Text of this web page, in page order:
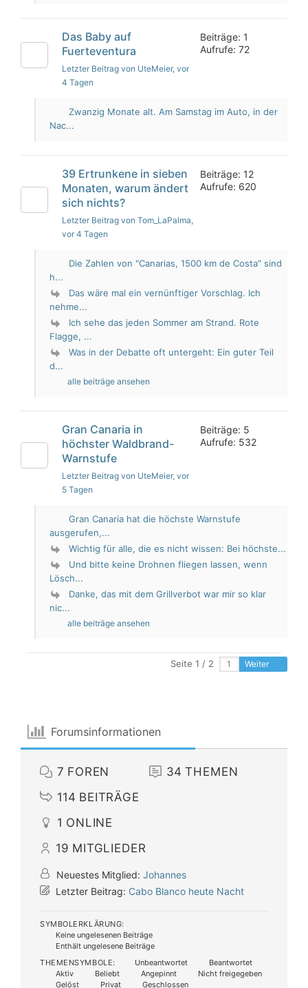
Das Baby auf
Fuerteventura
Letzter Beitrag von UteMeier, vor
4 Tagen
Beiträge: 1
Aufrufe: 72
Zwanzig Monate alt. Am Samstag im Auto, in der
Nac...
39 Ertrunkene in sieben
Monaten, warum ändert
sich nichts?
Letzter Beitrag von Tom_LaPalma,
vor 4 Tagen
Beiträge: 12
Aufrufe: 620
Die Zahlen von "Canarias, 1500 km de Costa" sind
h...
Das wäre mal ein vernünftiger Vorschlag. Ich
nehme...
Ich sehe das jeden Sommer am Strand. Rote
Flagge, ...
Was in der Debatte oft untergeht: Ein guter Teil
d...
alle beiträge ansehen
Gran Canaria in
höchster Waldbrand-
Warnstufe
Letzter Beitrag von UteMeier, vor
5 Tagen
Beiträge: 5
Aufrufe: 532
Gran Canaria hat die höchste Warnstufe
ausgerufen,...
Wichtig für alle, die es nicht wissen: Bei höchste...
Und bitte keine Drohnen fliegen lassen, wenn
Lösch...
Danke, das mit dem Grillverbot war mir so klar
nic...
alle beiträge ansehen
Seite 1 / 2 Weiter
Forumsinformationen
7 FOREN 34 THEMEN
114 BEITRÄGE
1 ONLINE
19 MITGLIEDER
Neuestes Mitglied: Johannes
Letzter Beitrag: Cabo Blanco heute Nacht
SYMBOLERKLÄRUNG:
Keine ungelesenen Beiträge
Enthält ungelesene Beiträge
THEMENSYMBOLE:
Unbeantwortet
Beantwortet
Aktiv
Beliebt Angepinnt
Nicht freigegeben
Gelöst
Privat Geschlossen